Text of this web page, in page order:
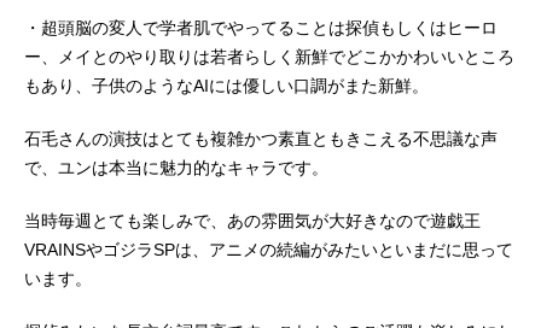
局“ミサキオク”で受信された謎の信号
の調査へ。まったく違う調査で、ま
ったく違う場所を訪れた見知らぬ同
を耳にする。その歌は2人を繋げ、世
界中を巻き込む想像を絶する戦いへ
た謎、各国に出現する怪獣たち、紅
く染められる世界。果たして2人は、
・超頭脳の変人で学者肌でやってることは探偵もしくはヒーロ
ー、メイとのやり取りは若者らしく新鮮でどこかかわいいところ
もあり、子供のようなAIには優しい口調がまた新鮮。
石毛さんの演技はとても複雑かつ素直ともきこえる不思議な声
で、ユンは本当に魅力的なキャラです。
当時毎週とても楽しみで、あの雰囲気が大好きなので遊戯王
VRAINSやゴジラSPは、アニメの続編がみたいといまだに思って
います。